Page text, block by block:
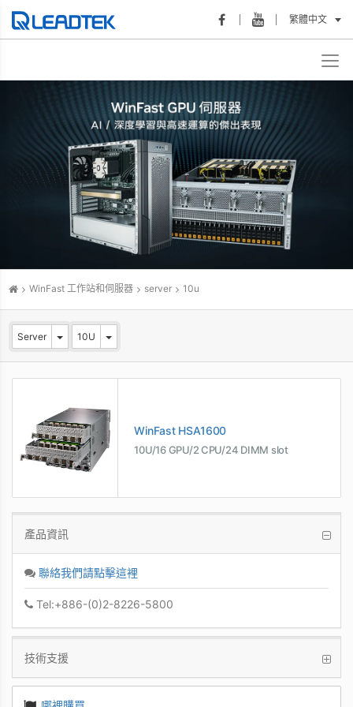
繁體中文
WinFast 工作站和伺服器 server 10u
Server 10U
WinFast HSA1600
10U/16 GPU/2 CPU/24 DIMM slot
產品資訊
聯絡我們請點擊這裡
Tel:+886-(0)2-8226-5800
技術支援